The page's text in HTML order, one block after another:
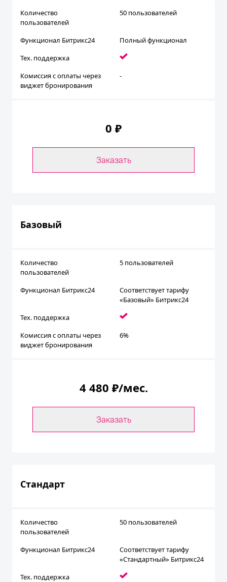
Количество
пользователей
50 пользователей
Функционал Битрикс24
Полный функционал
Тех. поддержка
Комиссия с оплаты через
виджет бронирования
-
0 ₽
Заказать
Базовый
Количество
пользователей
5 пользователей
Функционал Битрикс24
Соответствует тарифу
«Базовый» Битрикс24
Тех. поддержка
Комиссия с оплаты через
виджет бронирования
6%
4 480 ₽/мес.
Заказать
Стандарт
Количество
пользователей
50 пользователей
Функционал Битрикс24
Соответствует тарифу
«Стандартный» Битрикс24
Тех. поддержка